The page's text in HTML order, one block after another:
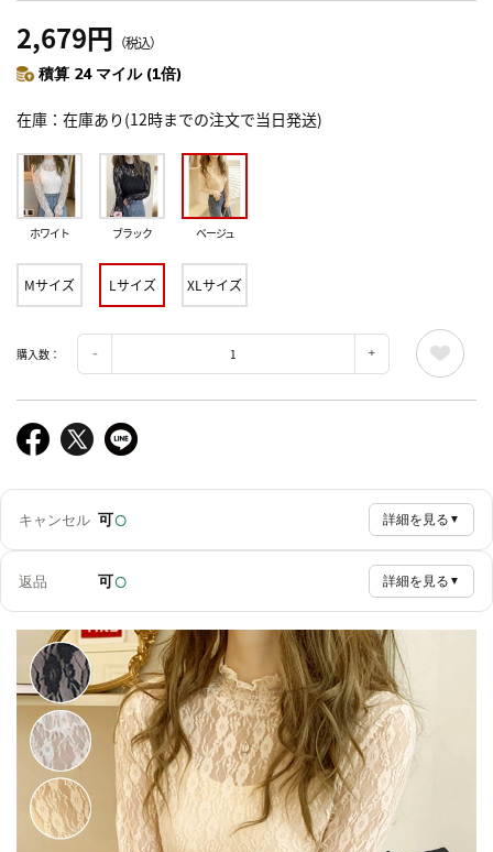
2,679円 （税込）
積算 24 マイル (1倍)
在庫 在庫あり(12時までの注文で当日発送)
ホワイト ブラック ベージュ
Mサイズ Lサイズ XLサイズ
購入数：
キャンセル 可○ 詳細を見る ▼
返品 可○ 詳細を見る ▼